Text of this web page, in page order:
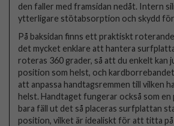
den faller med framsidan nedåt. Intern
ytterligare stötabsorption och skydd
På baksidan finns ett praktiskt
det mycket enklare att hantera
roteras 360 grader, så att du enkelt kan
position som helst, och
att anpassa handtagsremmen till vilken
helst. Handtaget fungerar också som en
bara fäll ut det så placeras surfplattan
position, vilket är idealiskt för att titta på